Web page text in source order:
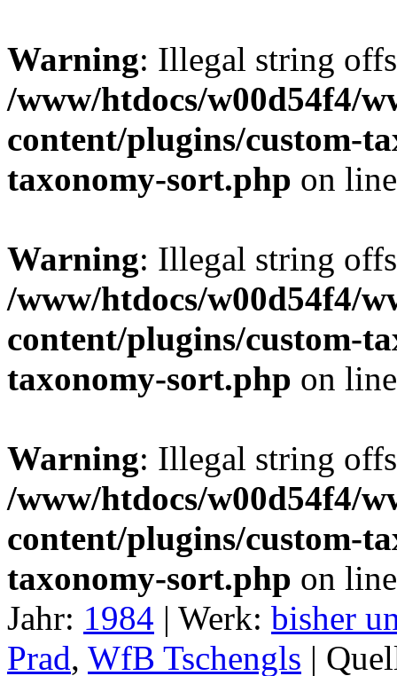
Warning: Illegal string
/www/htdocs/w00d54f4/
content/plugins/custom-
taxonomy-sort.php on
Warning: Illegal string
/www/htdocs/w00d54f4/
content/plugins/custom-
taxonomy-sort.php on
Warning: Illegal string
/www/htdocs/w00d54f4/
content/plugins/custom-
taxonomy-sort.php on
Jahr: 1984 | Werk: bisher
Prad, WfB Tschengls |